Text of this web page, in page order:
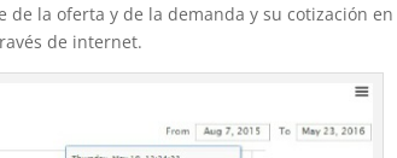
la oferta y de la demanda y su cotización
de internet.